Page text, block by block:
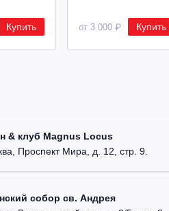
Купить от 3 000 ₽ Купить
& клуб Magnus Locus
Проспект Мира, д. 12, стр. 9.
собор св. Андрея